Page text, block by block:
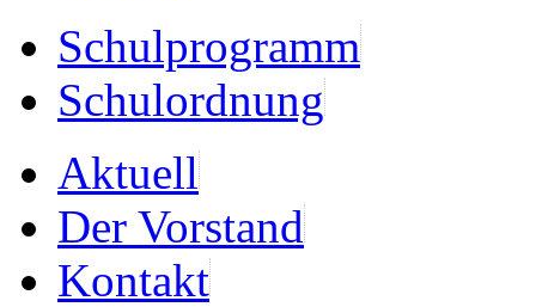
Schulprogramm
Schulordnung
Aktuell
Der Vorstand
Kontakt